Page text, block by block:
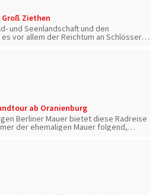
Ziethen
und Seenlandschaft und den
vor allem der Reichtum an Schlössern
ab Oranienburg
Berliner Mauer bietet diese Radreise
der ehemaligen Mauer folgend,